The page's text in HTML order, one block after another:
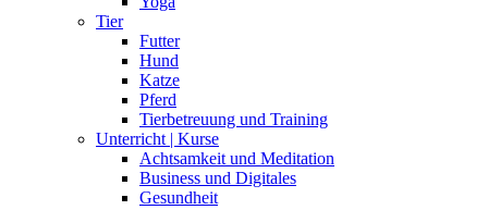
Tier
Futter
Hund
Katze
Pferd
Tierbetreuung und Training
Unterricht | Kurse
Achtsamkeit und Meditation
Business und Digitales
Gesundheit